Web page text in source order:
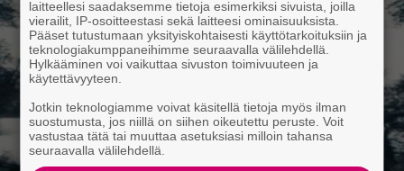
laitteellesi saadaksemme tietoja esimerkiksi sivuista, joilla
vierailit, IP-osoitteestasi sekä laitteesi ominaisuuksista.
Pääset tutustumaan yksityiskohtaisesti käyttötarkoituksiin ja
teknologiakumppaneihimme seuraavalla välilehdellä.
Hylkääminen voi vaikuttaa sivuston toimivuuteen ja
käytettävyyteen.
Jotkin teknologiamme voivat käsitellä tietoja myös ilman
suostumusta, jos niillä on siihen oikeutettu peruste. Voit
vastustaa tätä tai muuttaa asetuksiasi milloin tahansa
seuraavalla välilehdellä.